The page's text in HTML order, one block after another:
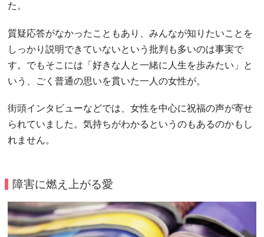
た。
質疑応答がなかったこともあり、みんなが知りたいことを
しっかり説明できていないという批判も多いのは事実で
す。でもそこには「好きな人と一緒に人生を歩みたい」と
いう、ごく普通の思いを貫いた一人の女性が。
街頭インタビューなどでは、女性を中心に祝福の声が寄せ
られていました。気持ちがわかるというのもあるのかもし
れません。
障害に燃え上がる愛